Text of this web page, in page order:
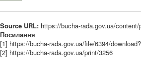
Source URL: https://bucha-rada.gov.ua/
Посилання
[1] https://bucha-rada.gov.ua/file/6394/
[2] https://bucha-rada.gov.ua/print/3256